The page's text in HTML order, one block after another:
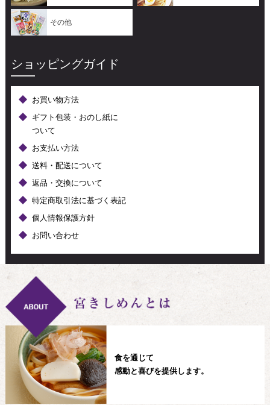
その他
ショッピングガイド
お買い物方法
ギフト包装・おのし紙に
ついて
お支払い方法
送料・配送について
返品・交換について
特定商取引法に基づく表記
個人情報保護方針
お問い合わせ
食を通じて
感動と喜びを提供します。